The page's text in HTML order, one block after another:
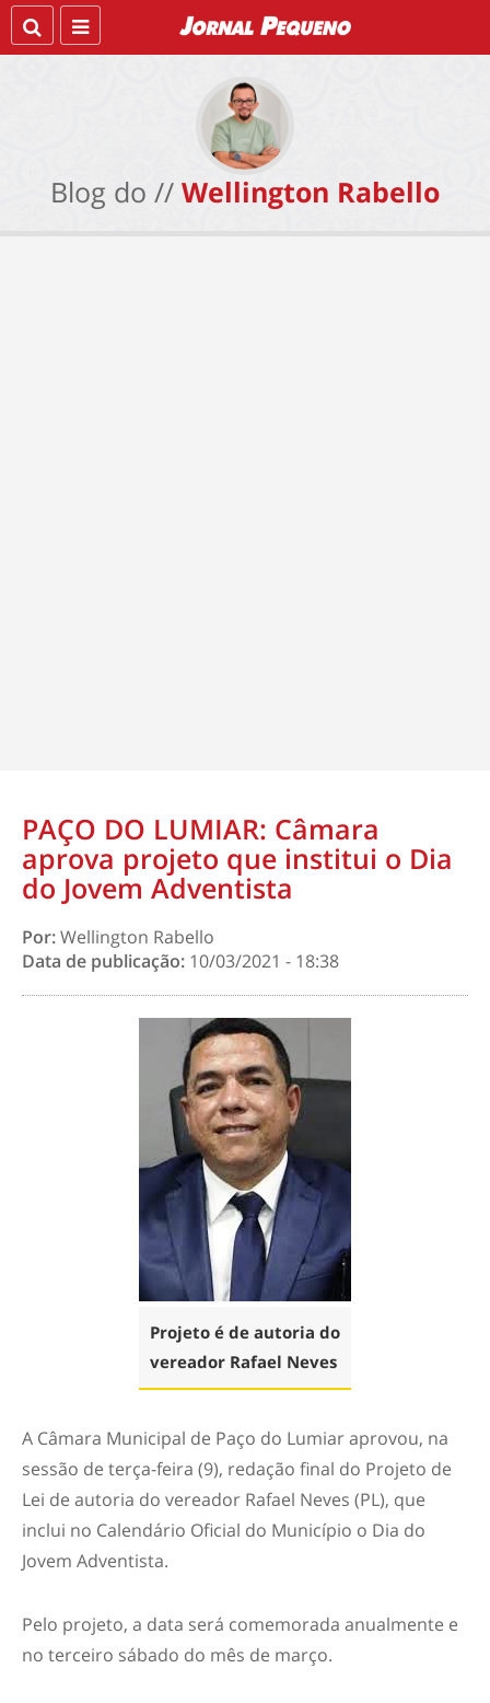
Blog do // Wellington Rabello
PAÇO DO LUMIAR: Câmara
aprova projeto que institui o Dia
do Jovem Adventista
Por:Wellington Rabello
Data de publicação: 10/03/2021 - 18:38
Projeto é de autoria do
vereador Rafael Neves
A Câmara Municipal de Paço do Lumiar aprovou, na
sessão de terça-feira (9), redação final do Projeto de
Lei de autoria do vereador Rafael Neves (PL), que
inclui no Calendário Oficial do Município o Dia do
Jovem Adventista.
Pelo projeto, a data será comemorada anualmente e
no terceiro sábado do mês de março.